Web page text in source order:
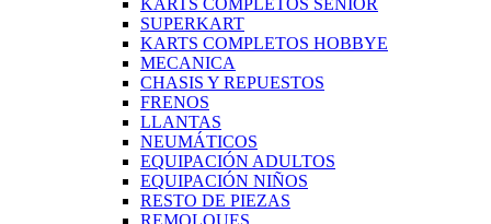
KARTS COMPLETOS SENIOR
SUPERKART
KARTS COMPLETOS HOBBYE
MECANICA
CHASIS Y REPUESTOS
FRENOS
LLANTAS
NEUMÁTICOS
EQUIPACIÓN ADULTOS
EQUIPACIÓN NIÑOS
RESTO DE PIEZAS
REMOLQUES